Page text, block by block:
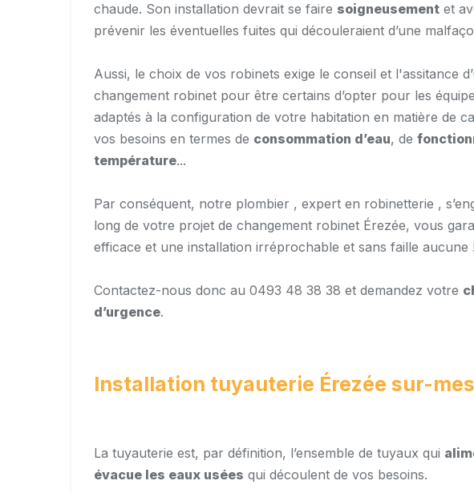
chaude. Son installation devrait se faire soigneusement et
prévenir les éventuelles fuites qui découleraient d’une
Aussi, le choix de vos robinets exige le conseil et l'assitance
changement robinet pour être certains d’opter pour les
adaptés à la configuration de votre habitation en matière de
vos besoins en termes de consommation d’eau, de
température...
Par conséquent, notre plombier , expert en robinetterie ,
long de votre projet de changement robinet Érezée, vous
efficace et une installation irréprochable et sans faille aucune !
Contactez-nous donc au 0493 48 38 38 et demandez votre
d’urgence.
Installation tuyauterie Érezée sur-
La tuyauterie est, par définition, l’ensemble de tuyaux qui
évacue les eaux usées qui découlent de vos besoins.